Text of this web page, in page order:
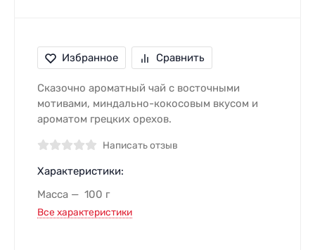
Избранное Сравнить
Сказочно ароматный чай с восточными
мотивами, миндально-кокосовым вкусом и
ароматом грецких орехов.
Написать отзыв
Характеристики:
Масса
100 г
Все характеристики